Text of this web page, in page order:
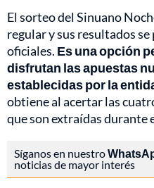
El sorteo del Sinuano
regular y sus resultados
oficiales. Es una opción
disfrutan las apuestas
establecidas por la
obtiene al acertar las
que son extraídas durante
Síganos en nuestro
noticias de mayor interés